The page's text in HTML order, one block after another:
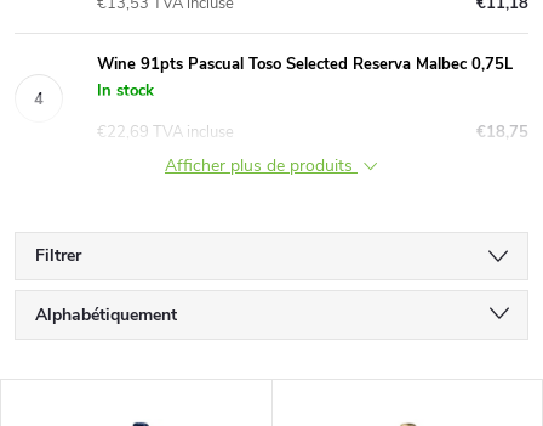
Wine 91pts Pascual Toso Selected Reserva Malbec 0,75L
In stock
€18,75
€22,69 TVA incluse
Afficher plus de produits
Filtrer
T
r
Alphabétiquement